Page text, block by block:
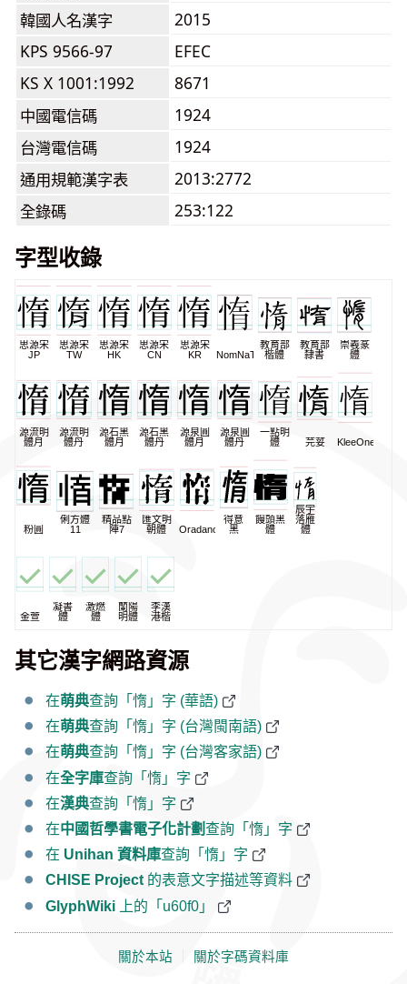
韓國人名漢字
2015
KPS 9566-97
EFEC
KS X 1001:1992
8671
中國電信碼
1924
台灣電信碼
1924
通用規範漢字表
2013:2772
全錄碼
253:122
字型收錄
思源宋
JP
思源宋
TW
思源宋
HK
思源宋
CN
思源宋
KR
NomNaTong
教育部
楷體
教育部
隸書
崇羲篆
體
源流明
體月
源流明
體丹
源石黑
體月
源石黑
體丹
源泉圓
體月
源泉圓
體丹
一點明
體
芫荽 KleeOne
粉圓
俐方體
11
精品點
陣7
匯文明
朝體
Oradano
得意
黑
饅頭黑
體
辰宇
落雁
體
金萱
凝書
體
激燃
體
蘭陽
明體
李漢
港楷
其它漢字網路資源
在萌典查詢「惰」字 (華語)
在萌典查詢「惰」字 (台灣閩南語)
在萌典查詢「惰」字 (台灣客家語)
在全字庫查詢「惰」字
在漢典查詢「惰」字
在中國哲學書電子化計劃查詢「惰」字
在 Unihan 資料庫查詢「惰」字
CHISE Project 的表意文字描述等資料
GlyphWiki 上的「u60f0」
關於本站 關於字碼資料庫